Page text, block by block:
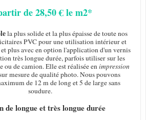
de 28,50 € le m2*
la plus solide et la plus épaisse de toute nos
PVC pour une utilisation intérieur et
plus avec en option l'application d'un vernis
très longue durée, parfois utiliser sur les
ou de camion. Elle est réalisée enimpression
mesure de qualité photo. Nous pouvons
de 12 m de long et 5 de large sans
soudure.
de longue et très longue durée